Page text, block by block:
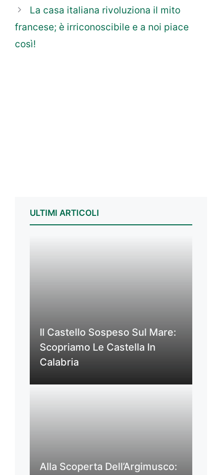
La casa italiana rivoluziona il mito
francese; è irriconoscibile e a noi piace
così!
ULTIMI ARTICOLI
Il Castello Sospeso Sul Mare:
Scopriamo Le Castella In
Calabria
Alla Scoperta Dell’Argimusco: